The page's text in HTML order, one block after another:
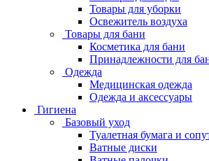
Товары для уборки
Освежитель воздуха
Товары для бани
Косметика для бани
Принадлежности для
Одежда
Медицинская одежда
Одежда и аксессуары
Гигиена
Базовый уход
Туалетная бумага и
Ватные диски